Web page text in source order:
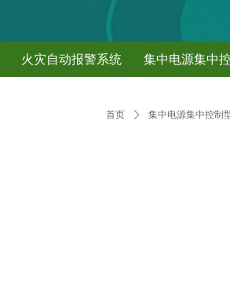
火灾自动报警系统 集中电源集中
首页 ꄲ 集中电源集中控制